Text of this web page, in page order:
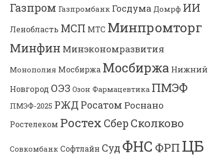
Газпром Газпромбанк Госдума Домрф ИИ
Ленобласть МСП МТС Минпромторг
Минфин Минэкономразвития
Монополия Мосбиржа Мосбиржа Нижний
Новгород ОЭЗ Озон Фармацевтика ПМЭФ
ПМЭФ-2025 РЖД Росатом Роснано
Ростелеком Ростех Сбер Сколково
Совкомбанк Софтлайн Суд ФНС ФРП ЦБ